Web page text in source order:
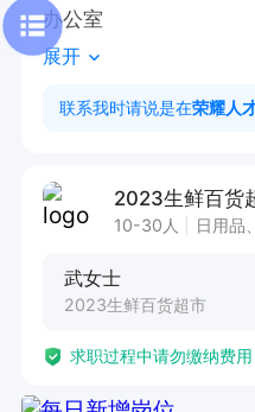
办公室
展开
联系我时请说是在荣耀人
2023生鲜百货
10-30人 日用品
武女士
2023生鲜百货超市
求职过程中请勿缴纳费